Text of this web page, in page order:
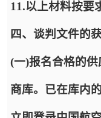
11.以上材料按要
四、谈判文件的
(一)报名合格的
商库。已在库内